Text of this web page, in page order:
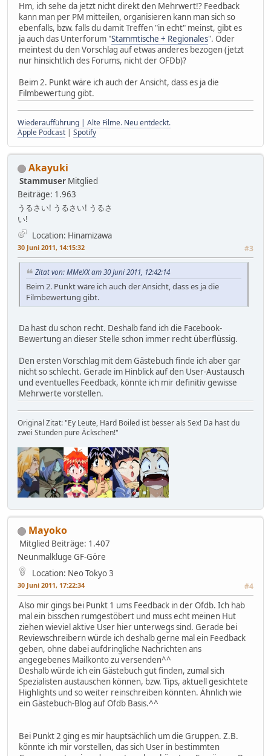
Hm, ich sehe da jetzt nicht direkt den Mehrwert!? Feedback
kann man per PM mitteilen, organisieren kann man sich so
ebenfalls, bzw. falls du damit Treffen "in echt" meinst, gibt es
ja auch das Unterforum "Stammtische + Regionales". Oder
meintest du den Vorschlag auf etwas anderes bezogen (jetzt
nur hinsichtlich des Forums, nicht der OFDb)?
Beim 2. Punkt wäre ich auch der Ansicht, dass es ja die
Filmbewertung gibt.
Wiederaufführung | Alte Filme. Neu entdeckt.
Apple Podcast | Spotify
Akayuki
Stammuser Mitglied
Beiträge: 1.963
うるさい! うるさい! うるさ
い!
Location: Hinamizawa
30 Juni 2011, 14:15:32 #3
Zitat von: MMeXX am 30 Juni 2011, 12:42:14
Beim 2. Punkt wäre ich auch der Ansicht, dass es ja die
Filmbewertung gibt.
Da hast du schon recht. Deshalb fand ich die Facebook-
Bewertung an dieser Stelle schon immer recht überflüssig.
Den ersten Vorschlag mit dem Gästebuch finde ich aber gar
nicht so schlecht. Gerade im Hinblick auf den User-Austausch
und eventuelles Feedback, könnte ich mir definitiv gewisse
Mehrwerte vorstellen.
Original Zitat: "Ey Leute, Hard Boiled ist besser als Sex! Da hast du
zwei Stunden pure Äckschen!"
Mayoko
Mitglied Beiträge: 1.407
Neunmalkluge GF-Göre
Location: Neo Tokyo 3
30 Juni 2011, 17:22:34 #4
Also mir gings bei Punkt 1 ums Feedback in der Ofdb. Ich hab
mal ein bisschen rumgestöbert und muss echt meinen Hut
ziehen wieviel aktive User hier unterwegs sind. Gerade bei
Reviewschreibern würde ich deshalb gerne mal ein Feedback
geben, ohne dabei aufdringliche Nachrichten ans
angegebenes Mailkonto zu versenden^^
Deshalb würde ich ein Gästebuch gut finden, zumal sich
Spezialisten austauschen können, bzw. Tips, aktuell gesichtete
Highlights und so weiter reinschreiben könnten. Ähnlich wie
ein Gästebuch-Blog auf Ofdb Basis.^^
Bei Punkt 2 ging es mir hauptsächlich um die Gruppen. Z.B.
könnte ich mir vorstellen, das sich User in bestimmten